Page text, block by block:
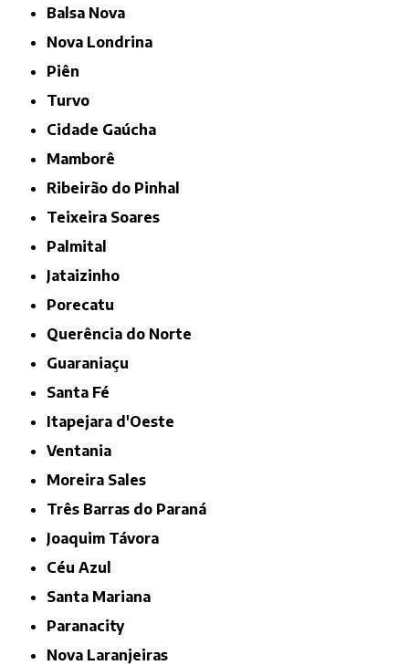
Balsa Nova
Nova Londrina
Piên
Turvo
Cidade Gaúcha
Mamborê
Ribeirão do Pinhal
Teixeira Soares
Palmital
Jataizinho
Porecatu
Querência do Norte
Guaraniaçu
Santa Fé
Itapejara d'Oeste
Ventania
Moreira Sales
Três Barras do Paraná
Joaquim Távora
Céu Azul
Santa Mariana
Paranacity
Nova Laranjeiras